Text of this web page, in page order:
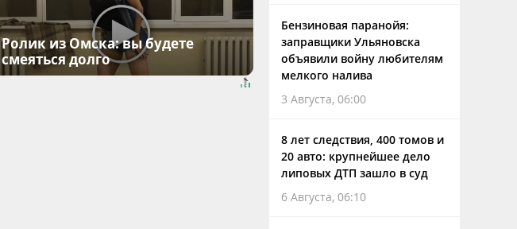
Ролик из Омска: вы будете
смеяться долго
Бензиновая паранойя:
заправщики Ульяновска
объявили войну любителям
мелкого налива
3 Августа, 06:00
8 лет следствия, 400 томов и
20 авто: крупнейшее дело
липовых ДТП зашло в суд
6 Августа, 06:10